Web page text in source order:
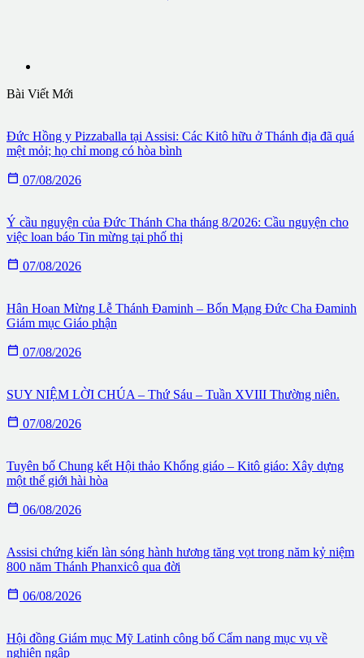
Bài Viết Mới
Đức Hồng y Pizzaballa tại Assisi: Các Kitô hữu ở Thánh địa đã quá
mệt mỏi; họ chỉ mong có hòa bình
 07/08/2026
Ý cầu nguyện của Đức Thánh Cha tháng 8/2026: Cầu nguyện cho
việc loan báo Tin mừng tại phố thị
 07/08/2026
Hân Hoan Mừng Lễ Thánh Đaminh – Bổn Mạng Đức Cha Đaminh
Giám mục Giáo phận
 07/08/2026
SUY NIỆM LỜI CHÚA – Thứ Sáu – Tuần XVIII Thường niên.
 07/08/2026
Tuyên bố Chung kết Hội thảo Khổng giáo – Kitô giáo: Xây dựng
một thế giới hài hòa
 06/08/2026
Assisi chứng kiến làn sóng hành hương tăng vọt trong năm kỷ niệm
800 năm Thánh Phanxicô qua đời
 06/08/2026
Hội đồng Giám mục Mỹ Latinh công bố Cẩm nang mục vụ về
nghiện ngập